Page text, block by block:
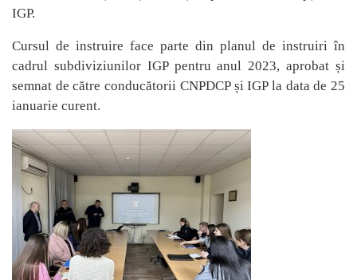
IGP.
Cursul de instruire face parte din planul de instruiri în
cadrul subdiviziunilor IGP pentru anul 2023, aprobat și
semnat de către conducătorii CNPDCP și IGP la data de 25
ianuarie curent.